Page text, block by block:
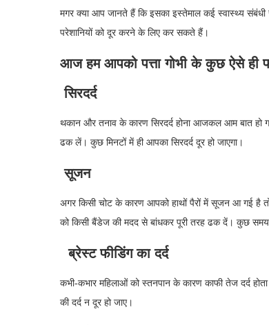
मगर क्या आप जानते हैं कि इसका इस्तेमाल कई स्वास्थ्य
परेशानियों को दूर करने के लिए कर सकते हैं।
आज हम आपको पत्ता गोभी के कुछ ऐसे ही
सिरदर्द
थकान और तनाव के कारण सिरदर्द होना आजकल आम बात हो
ढक लें। कुछ मिनटों में ही आपका सिरदर्द दूर हो जाएगा।
सूजन
अगर किसी चोट के कारण आपको हाथों पैरों में सूजन आ गई है
को किसी बैंडेज की मदद से बांधकर पूरी तरह ढक दें। कुछ समय
ब्रेस्ट फीडिंग का दर्द
कभी-कभार महिलाओं को स्तनपान के कारण काफी तेज दर्द
की दर्द न दूर हो जाए।